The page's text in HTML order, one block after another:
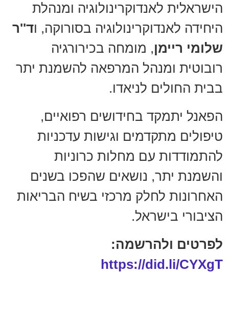
הישראלית לאנדוקרינולוגיה ומנהלת
היחידה לאנדוקרינולוגיה בסורוקה, וד''ר
שלומי ריימן, מומחה בכירורגיה
רובוטית ומנהל המרפאה להשמנת יתר
בבית החולים לניאדו.
הפאנל יתמקד בחידושים רפואיים,
טיפולים מתקדמים וגישות עדכניות
להתמודדות עם מחלות כרוניות
והשמנת יתר, נושאים שהפכו בשנים
האחרונות לחלק מרכזי בשיח הבריאות
הציבורי בישראל.
לפרטים ולהרשמה:
https://did.li/CYXgT